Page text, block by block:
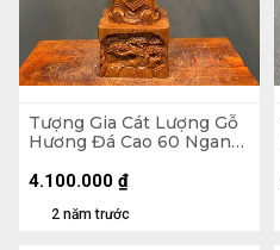
Tượng Gia Cát Lượng Gỗ
Hương Đá Cao 60 Ngang
2 năm trước
4.100.000 ₫